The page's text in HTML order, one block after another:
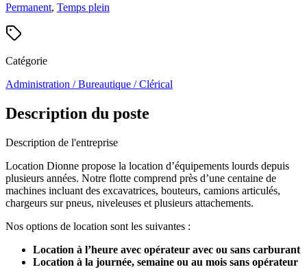
Permanent, Temps plein
Catégorie
Administration / Bureautique / Clérical
Description du poste
Description de l'entreprise
Location Dionne propose la location d’équipements lourds depuis
plusieurs années. Notre flotte comprend près d’une centaine de
machines incluant des excavatrices, bouteurs, camions articulés,
chargeurs sur pneus, niveleuses et plusieurs attachements.
Nos options de location sont les suivantes :
Location à l’heure avec opérateur avec ou sans carburant
Location à la journée, semaine ou au mois sans opérateur